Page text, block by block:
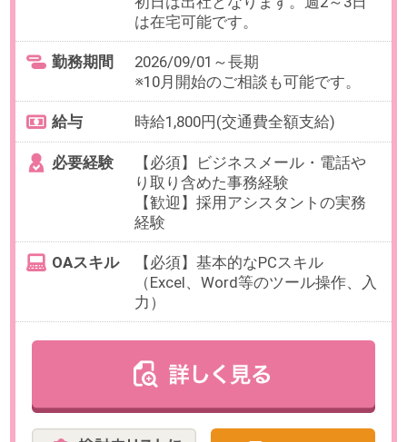
【残業なし×時給1700円】電話応
対経験活かす！介護サービスの問
八丁堀駅 徒歩5分 / 宝町駅 徒
勤務時間
実働8時間（休憩1時間）で選択可
A：6:55～15:55
B：8:00～17:00
C：9:00～18:00
ありません。
※土日祝含むシフト勤務
けます。